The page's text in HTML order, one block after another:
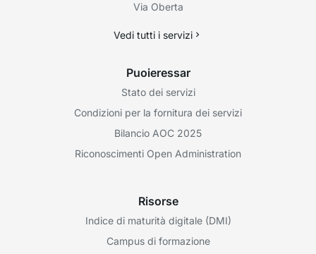
Via Oberta
Vedi tutti i servizi
Puoieressar
Stato dei servizi
Condizioni per la fornitura dei servizi
Bilancio AOC 2025
Riconoscimenti Open Administration
Risorse
Indice di maturità digitale (DMI)
Campus di formazione